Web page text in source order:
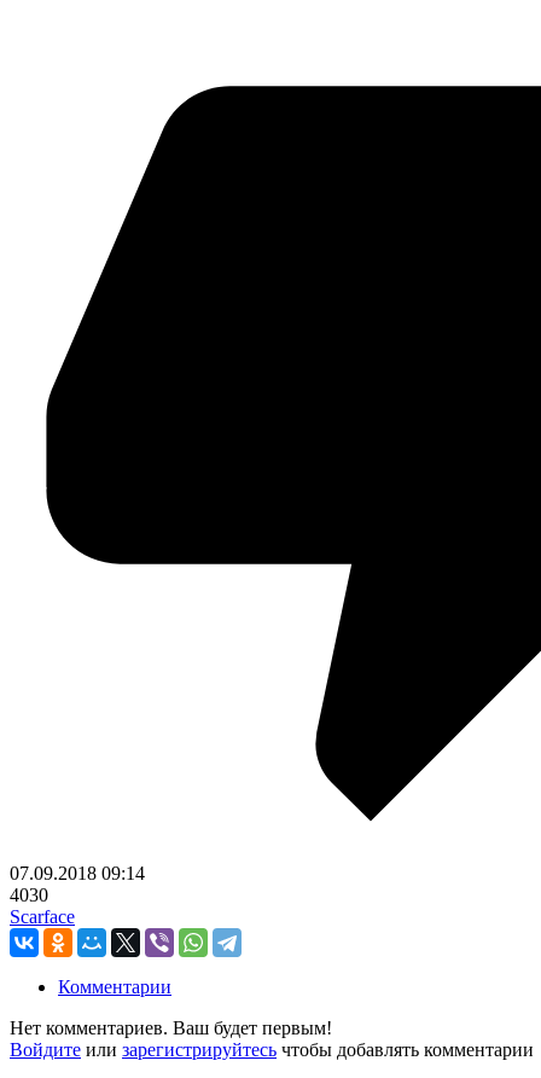
07.09.2018 09:14
4030
Scarface
Комментарии
Нет комментариев. Ваш будет первым!
Войдите или зарегистрируйтесь чтобы добавлять комментарии